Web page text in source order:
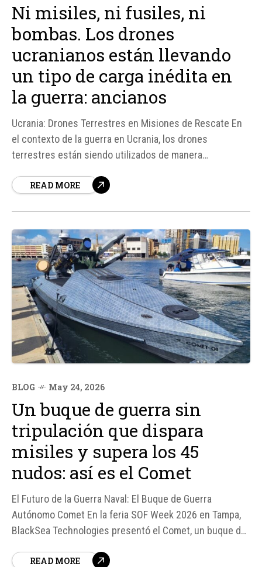
Ni misiles, ni fusiles, ni
bombas. Los drones
ucranianos están llevando
un tipo de carga inédita en
la guerra: ancianos
Ucrania: Drones Terrestres en Misiones de Rescate En
el contexto de la guerra en Ucrania, los drones
terrestres están siendo utilizados de manera
en zonas de conflicto. Según fuentes, estos vehículos
para rescatar a...
READ MORE
BLOG May 24, 2026
Un buque de guerra sin
tripulación que dispara
misiles y supera los 45
nudos: así es el Comet
El Futuro de la Guerra Naval: El Buque de Guerra
Autónomo Comet En la feria SOF Week 2026 en Tampa,
BlackSea Technologies presentó el Comet, un buque de
de guerra naval. Con apenas 13,1 metros de eslora, este
READ MORE